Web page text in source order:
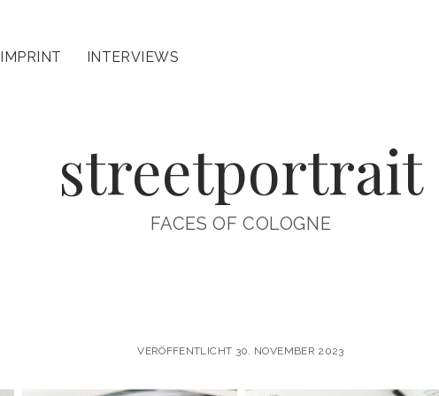
IMPRINT INTERVIEWS
streetportrait
FACES OF COLOGNE
VERÖFFENTLICHT 30. NOVEMBER 2023